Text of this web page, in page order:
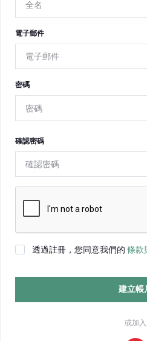
電子郵件
密碼
確認密碼
透過註冊，您同意我們的 條款
建立帳
或加入